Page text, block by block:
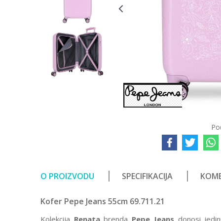
O PROIZVODU SPECIFIKACIJA
Kofer Pepe Jeans 55cm 69.711.21
Kolekcija Renatabrenda Pepe Jeans donosi